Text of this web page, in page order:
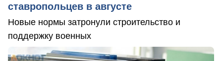
ставропольцев в августе
Новые нормы затронули строительство и
поддержку военных